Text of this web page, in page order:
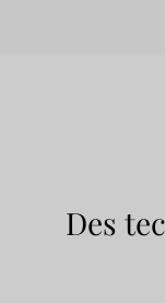
Des